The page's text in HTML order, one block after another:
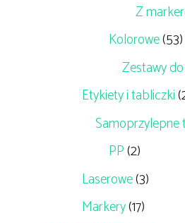
Z
Kolorowe(53)
Zestawy
Etykiety i tabliczki
PP(2)
Laserowe(3)
Markery(17)